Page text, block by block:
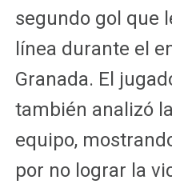
segundo gol que
línea durante el
Granada. El
también analizó
equipo,
por no lograr la